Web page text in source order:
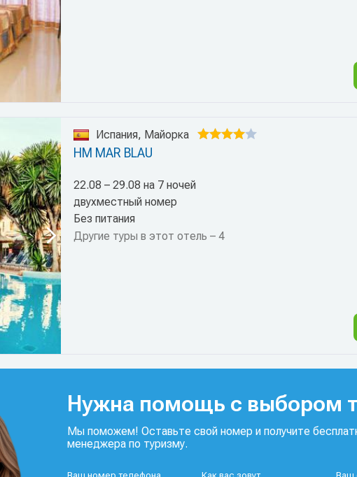
Испания, Майорка
HM MAR BLAU
22.08 – 29.08 на 7 ночей
двухместный номер
Без питания
Другие туры в этот отель – 4
Нужна помощь с выбором
Мы поможем! Оставьте свой номер и получите
менеджера по туризму.